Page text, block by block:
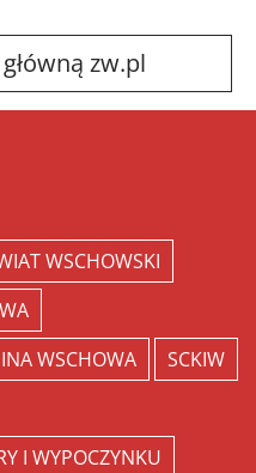
zw.pl
WSCHOWSKI
WSCHOWA
SCKIW
I WYPOCZYNKU